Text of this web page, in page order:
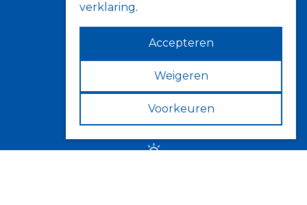
Informatie
Over ons
Tips
Verkooppunten
verklaring.
Accepteren
Weigeren
Voorkeuren